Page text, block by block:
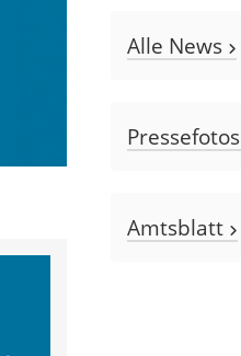
Alle News
Pressefotos
Amtsblatt